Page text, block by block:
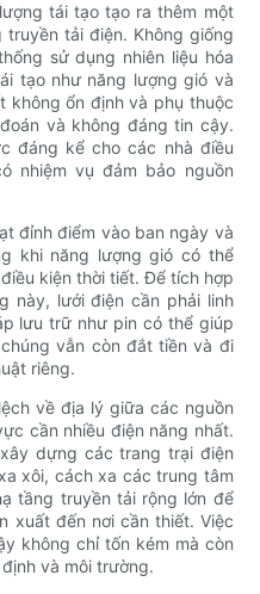
tái tạo tạo ra thêm một
tải điện. Không giống
sử dụng nhiên liệu hóa
tạo như năng lượng gió và
không ổn định và phụ thuộc
và không đáng tin cậy.
đáng kể cho các nhà điều
nhiệm vụ đảm bảo nguồn
đỉnh điểm vào ban ngày và
khi năng lượng gió có thể
kiện thời tiết. Để tích hợp
này, lưới điện cần phải linh
lưu trữ như pin có thể giúp
vẫn còn đắt tiền và đi
riêng.
về địa lý giữa các nguồn
cần nhiều điện năng nhất.
dựng các trang trại điện
xôi, cách xa các trung tâm
tầng truyền tải rộng lớn để
xuất đến nơi cần thiết. Việc
không chỉ tốn kém mà còn
và môi trường.